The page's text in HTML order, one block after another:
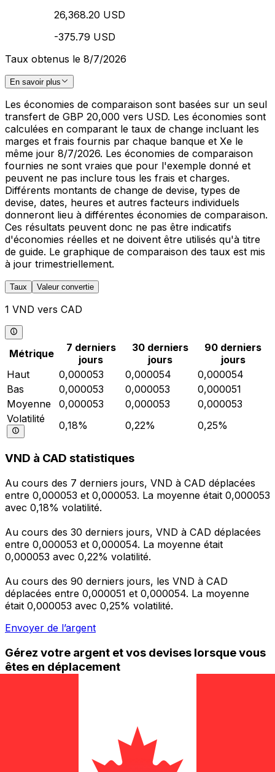
26,368.20 USD
-375.79 USD
Taux obtenus le 8/7/2026
En savoir plus
Les économies de comparaison sont basées sur un seul
transfert de GBP 20,000 vers USD. Les économies sont
calculées en comparant le taux de change incluant les
marges et frais fournis par chaque banque et Xe le
même jour 8/7/2026. Les économies de comparaison
fournies ne sont vraies que pour l'exemple donné et
peuvent ne pas inclure tous les frais et charges.
Différents montants de change de devise, types de
devise, dates, heures et autres facteurs individuels
donneront lieu à différentes économies de comparaison.
Ces résultats peuvent donc ne pas être indicatifs
d'économies réelles et ne doivent être utilisés qu'à titre
de guide. Le graphique de comparaison des taux est mis
à jour trimestriellement.
Taux Valeur convertie
1 VND vers CAD
Métrique
7 derniers
jours
30 derniers
jours
90 derniers
jours
Haut
0,000053 0,000054
0,000054
Bas
0,000053 0,000053
0,000051
Moyenne
0,000053 0,000053
0,000053
Volatilité
0,18% 0,22% 0,25%
VND à CAD statistiques
Au cours des 7 derniers jours, VND à CAD déplacées
entre 0,000053 et 0,000053. La moyenne était 0,000053
avec 0,18% volatilité.
Au cours des 30 derniers jours, VND à CAD déplacées
entre 0,000053 et 0,000054. La moyenne était
0,000053 avec 0,22% volatilité.
Au cours des 90 derniers jours, les VND à CAD
déplacées entre 0,000051 et 0,000054. La moyenne
était 0,000053 avec 0,25% volatilité.
Envoyer de l’argent
Gérez votre argent et vos devises lorsque vous
êtes en déplacement
programmez des alertes de taux et transférez de
l'argent à l'étranger sans frais cachés. Téléchargez
l'application dès aujourd'hui !